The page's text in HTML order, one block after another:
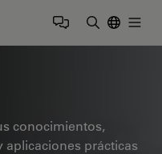
conocimientos,
prácticas